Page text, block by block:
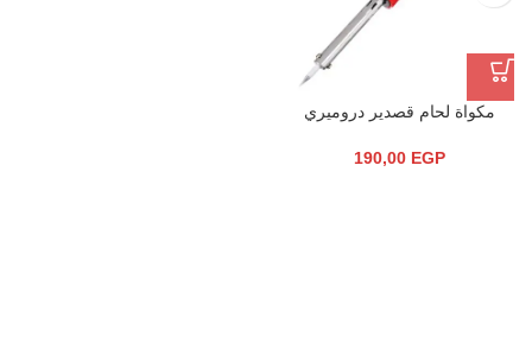
مكواة لحام قصدير دروميري
190,00 EGP